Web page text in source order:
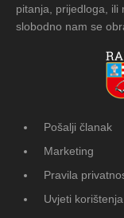
pitanja, prijedloga, ili
slobodno nam se
Pošalji članak
Marketing
Pravila
Uvjeti korištenja